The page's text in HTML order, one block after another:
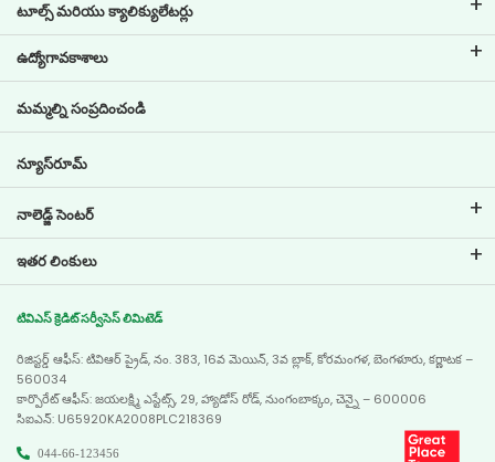
టూల్స్ మరియు క్యాలిక్యులేటర్లు
ఇఎంఐ క్యాలిక్యులేటర్
టూ వీలర్ లోన్ ఇఎంఐ క్యాలిక్యులేటర్
కార్ వాల్యుయేషన్ టూల్
ఉద్యోగావకాశాలు
టివిఎస్ క్రెడిట్‌ వద్ద ఉద్యోగ జీవితం
ప్రస్తుత ఉద్యోగావకాశాలు
మమ్మల్ని సంప్రదించండి
న్యూస్‌రూమ్
నాలెడ్జ్ సెంటర్
బ్లాగులు
సాధారణ ప్రశ్నలు
టెస్టిమోనియల్స్
వీడియో గ్యాలరీ
ఇతర లింకులు
డీలర్ లొకేటర్
సైట్ మ్యాప్
టివిఎస్ క్రెడిట్ సర్వీసెస్ లిమిటెడ్
రిజిస్టర్డ్ ఆఫీస్: టివిఆర్ ప్రైడ్, నం. 383, 16వ మెయిన్, 3వ బ్లాక్, కోరమంగళ, బెంగళూరు, కర్ణాటక –
560034
కార్పొరేట్ ఆఫీస్: జయలక్ష్మి ఎస్టేట్స్, 29, హ్యాడోస్ రోడ్, నుంగంబాక్కం, చెన్నై – 600006
సిఐఎన్: U65920KA2008PLC218369
044-66-123456